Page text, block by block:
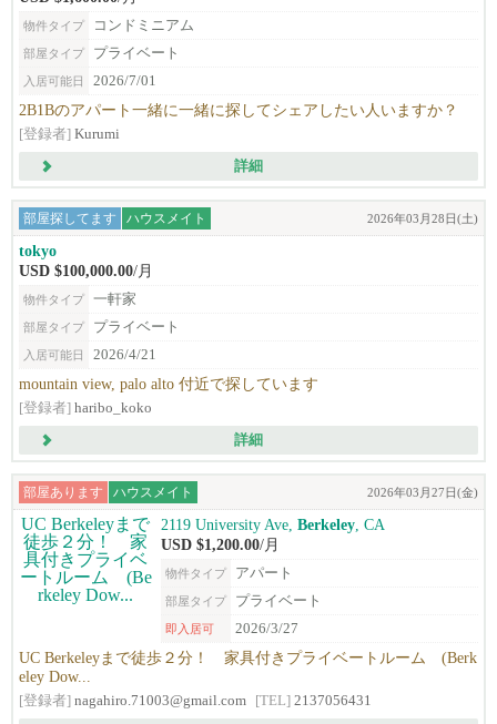
物件タイプ コンドミニアム
部屋タイプ プライベート
入居可能日 2026/7/01
2B1Bのアパート一緒に一緒に探してシェアしたい人いますか？
[登録者] Kurumi
詳細
部屋探してます ハウスメイト 2026年03月28日(土)
tokyo
USD $100,000.00/月
物件タイプ 一軒家
部屋タイプ プライベート
入居可能日 2026/4/21
mountain view, palo alto 付近で探しています
[登録者] haribo_koko
詳細
部屋あります ハウスメイト 2026年03月27日(金)
2119 University Ave, Berkeley , CA
USD $1,200.00/月
物件タイプ アパート
部屋タイプ プライベート
即入居可 2026/3/27
UC Berkeleyまで徒歩２分！ 家具付きプライベートルーム (Berk
eley Dow...
[登録者] nagahiro.71003@gmail.com [TEL] 2137056431